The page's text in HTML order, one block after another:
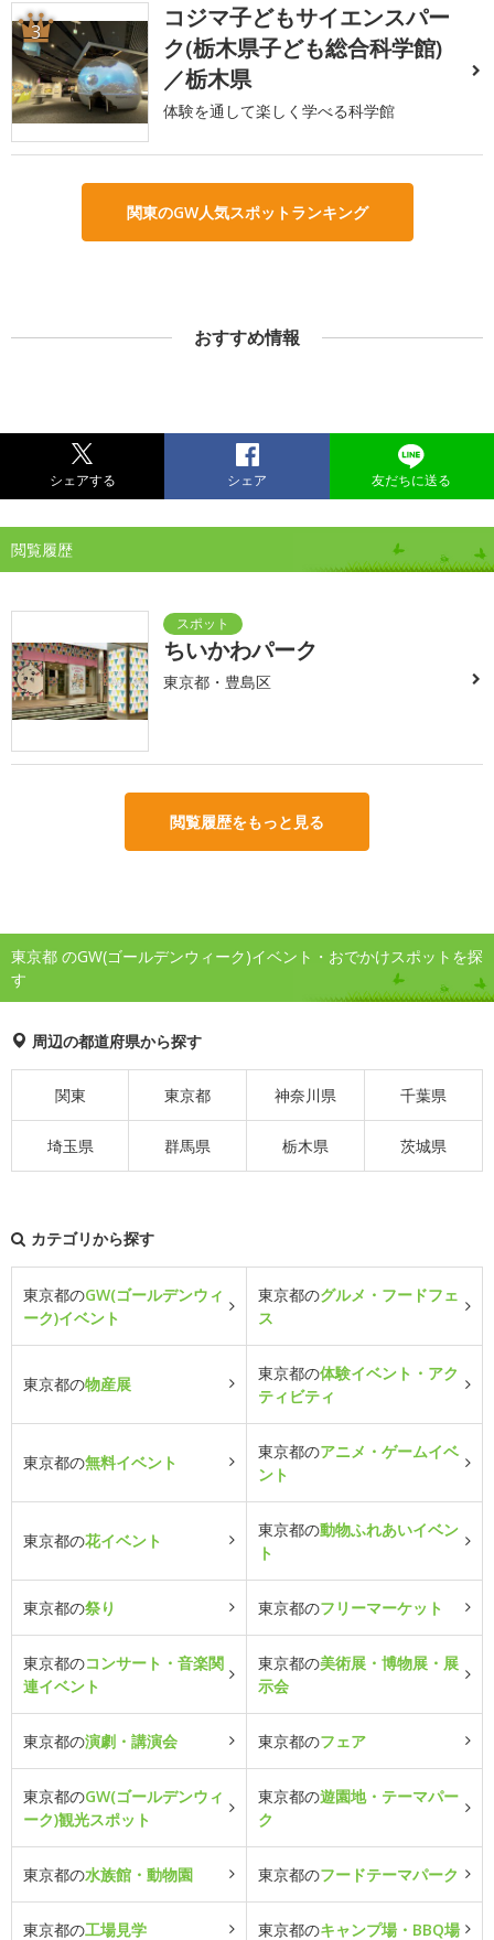
3
コジマ子どもサイエンスパー
ク(栃木県子ども総合科学館)
／栃木県
体験を通して楽しく学べる科学館
関東のGW人気スポットランキング
おすすめ情報
シェアする シェア 友だちに送る
閲覧履歴
ちいかわパーク
東京都・豊島区
閲覧履歴をもっと見る
東京都 のGW(ゴールデンウィーク)イベント・おでかけスポットを探
す
周辺の都道府県から探す
関東 東京都 神奈川県 千葉県
埼玉県 群馬県 栃木県 茨城県
カテゴリから探す
東京都のGW(ゴールデンウィ
ーク)イベント
東京都のグルメ・フードフェ
ス
東京都の物産展
東京都の体験イベント・アク
ティビティ
東京都の無料イベント
東京都のアニメ・ゲームイベ
ント
東京都の花イベント
東京都の動物ふれあいイベン
ト
東京都の祭り 東京都のフリーマーケット
東京都のコンサート・音楽関
連イベント
東京都の美術展・博物展・展
示会
東京都の演劇・講演会 東京都のフェア
東京都のGW(ゴールデンウィ
ーク)観光スポット
東京都の遊園地・テーマパー
ク
東京都の水族館・動物園 東京都のフードテーマパーク
東京都の工場見学 東京都のキャンプ場・BBQ場